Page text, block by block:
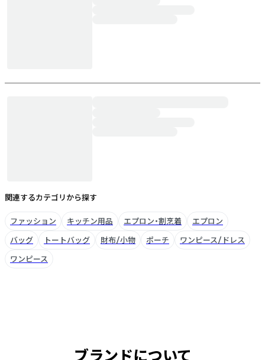
関連するカテゴリから探す
ファッション キッチン用品 エプロン・割烹着
エプロン
バッグ
トートバッグ 財布/小物 ポーチ
ワンピース/ドレス
ワンピース
ブランドについて